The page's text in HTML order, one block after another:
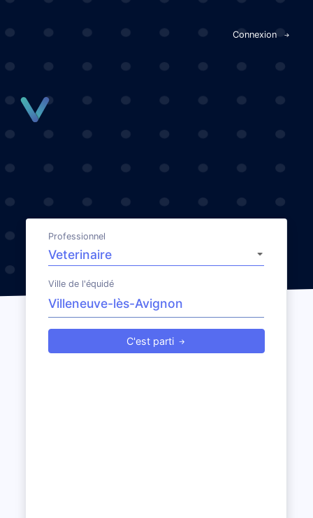
Connexion
Professionnel
Ville de l'équidé
C'est parti